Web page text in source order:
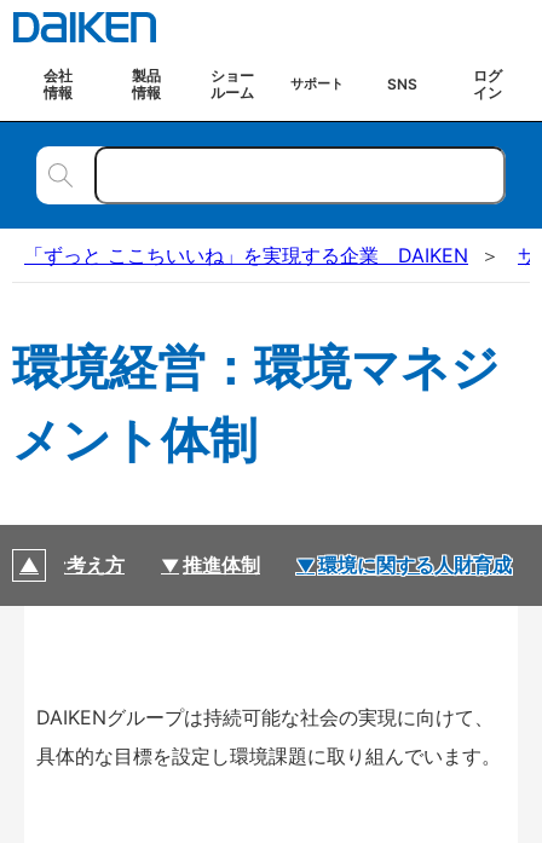
会社
情報
製品
情報
ショー
ルーム
サポート SNS
ログ
イン
「ずっと ここちいいね」を実現する企業 DAIKEN サ
環境経営：環境マネジ
メント体制
本的な考え方 推進体制 環境に関する人財育成
DAIKENグループは持続可能な社会の実現に向けて、
具体的な目標を設定し環境課題に取り組んでいます。